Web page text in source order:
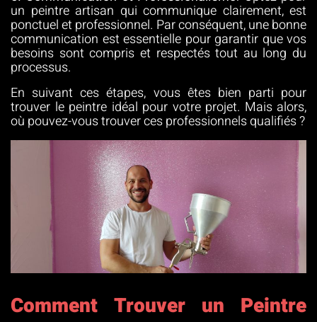
un peintre artisan qui communique clairement, est
ponctuel et professionnel. Par conséquent, une bonne
communication est essentielle pour garantir que vos
besoins sont compris et respectés tout au long du
processus.
En suivant ces étapes, vous êtes bien parti pour
trouver le peintre idéal pour votre projet. Mais alors,
où pouvez-vous trouver ces professionnels qualifiés ?
Comment Trouver un Peintre